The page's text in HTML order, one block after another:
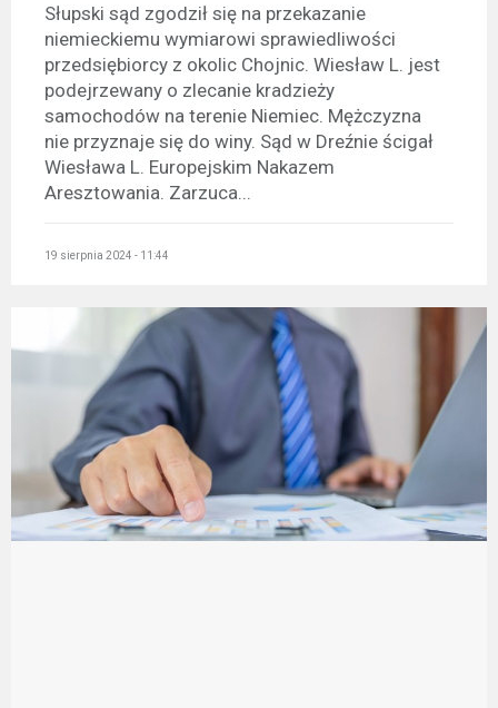
Słupski sąd zgodził się na przekazanie
niemieckiemu wymiarowi sprawiedliwości
przedsiębiorcy z okolic Chojnic. Wiesław L. jest
podejrzewany o zlecanie kradzieży
samochodów na terenie Niemiec. Mężczyzna
nie przyznaje się do winy. Sąd w Dreźnie ścigał
Wiesława L. Europejskim Nakazem
Aresztowania. Zarzuca...
19 sierpnia 2024 - 11:44